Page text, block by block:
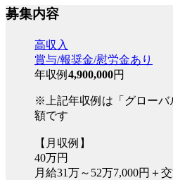
募集内容
高収入
賞与/報奨金/慰労金あり
年収例 4,900,000円
※上記年収例は「グローバ
額です
【月収例】
40万円
月給31万～52万7,000円＋